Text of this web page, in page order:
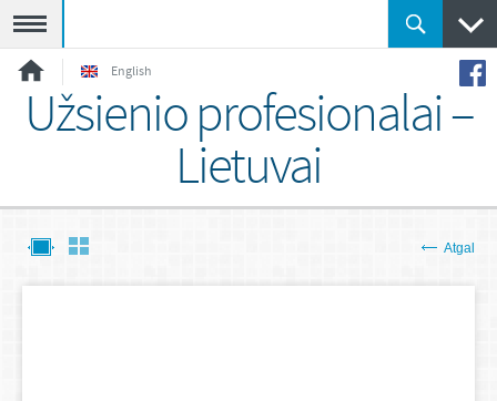
English
Užsienio profesionalai –
Lietuvai
Atgal